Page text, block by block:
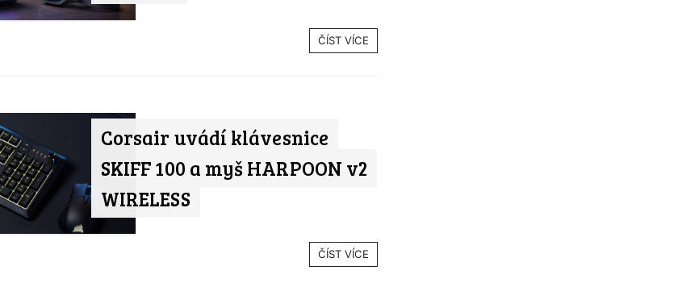
ČÍST VÍCE
Corsair uvádí klávesnice
SKIFF 100 a myš HARPOON v2
WIRELESS
ČÍST VÍCE